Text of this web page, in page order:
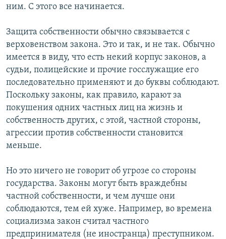
ним. С этого все начинается.
Защита собственности обычно связывается с
верховенством закона. Это и так, и не так. Обычно
имеется в виду, что есть некий корпус законов, а
судьи, полицейские и прочие госслужащие его
последовательно применяют и до буквы соблюдают.
Поскольку законы, как правило, карают за
покушения одних частных лиц на жизнь и
собственность других, с этой, частной стороны,
агрессии против собственности становится
меньше.
Но это ничего не говорит об угрозе со стороны
государства. Законы могут быть враждебны
частной собственности, и чем лучше они
соблюдаются, тем ей хуже. Например, во времена
социализма закон считал частного
предпринимателя (не иностранца) преступником.